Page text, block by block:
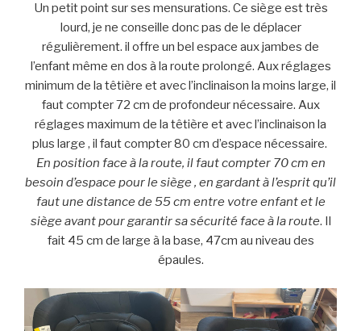
Un petit point sur ses mensurations. Ce siège est très
lourd, je ne conseille donc pas de le déplacer
régulièrement. il offre un bel espace aux jambes de
l’enfant même en dos à la route prolongé. Aux réglages
minimum de la têtière et avec l’inclinaison la moins large, il
faut compter 72 cm de profondeur nécessaire. Aux
réglages maximum de la têtière et avec l’inclinaison la
plus large , il faut compter 80 cm d’espace nécessaire.
En position face à la route, il faut compter 70 cm en
besoin d’espace pour le siège , en gardant à l’esprit qu’il
faut une distance de 55 cm entre votre enfant et le
siège avant pour garantir sa sécurité face à la route. Il
fait 45 cm de large à la base, 47cm au niveau des
épaules.